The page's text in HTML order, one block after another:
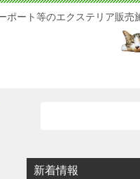
ポート等のエクステリア販売
新着情報